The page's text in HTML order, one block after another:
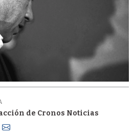
de Cronos Noticias